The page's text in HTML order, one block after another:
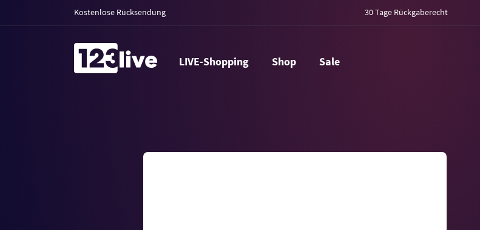
Kostenlose Rücksendung 30 Tage Rückgaberecht
LIVE-Shopping Shop Sale